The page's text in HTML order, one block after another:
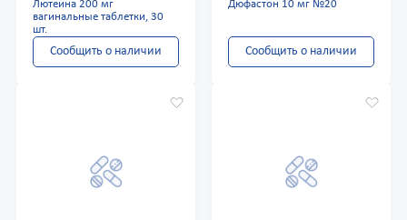
Лютеина 200 мг
вагинальные таблетки, 30
шт.
Сообщить о наличии
Дюфастон 10 мг №20
Сообщить о наличии